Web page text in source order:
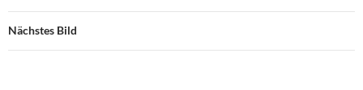
Nächstes Bild